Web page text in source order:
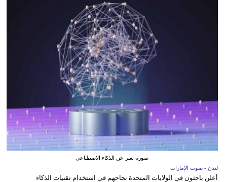
صورة تعبر عن الذكاء الاصطناعي
لندن - صوت الإمارات
أعلن باحثون في الولايات المتحدة نجاحهم في استخدام تقنيات الذكاء